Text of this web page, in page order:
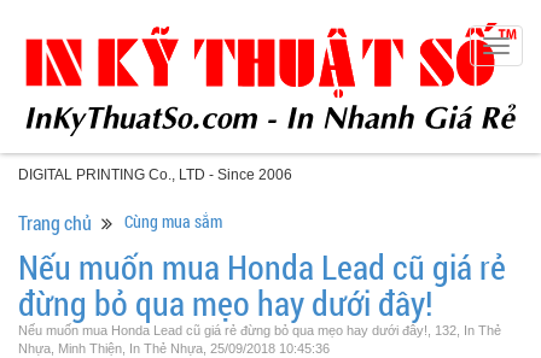
DIGITAL PRINTING Co., LTD - Since 2006
Trang chủ Cùng mua sắm
Nếu muốn mua Honda Lead cũ giá rẻ
đừng bỏ qua mẹo hay dưới đây!
Nếu muốn mua Honda Lead cũ giá rẻ đừng bỏ qua mẹo hay dưới đây!, 132, In Thẻ
Nhựa, Minh Thiện, In Thẻ Nhựa, 25/09/2018 10:45:36